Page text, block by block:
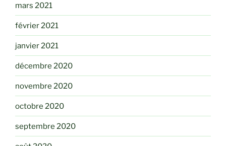
mars 2021
février 2021
janvier 2021
décembre 2020
novembre 2020
octobre 2020
septembre 2020